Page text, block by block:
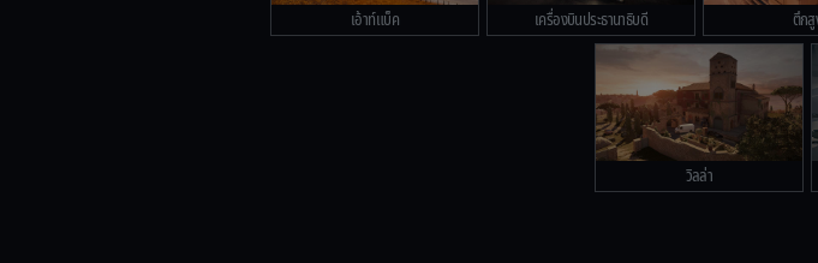
เอ้าท์แบ็ค เครื่องบินประธานาธิบดี ตึก
วิลล่า